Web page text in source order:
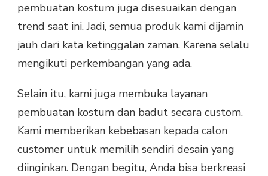
pembuatan kostum juga disesuaikan dengan
trend saat ini. Jadi, semua produk kami dijamin
jauh dari kata ketinggalan zaman. Karena selalu
mengikuti perkembangan yang ada.
Selain itu, kami juga membuka layanan
pembuatan kostum dan badut secara custom.
Kami memberikan kebebasan kepada calon
customer untuk memilih sendiri desain yang
diinginkan. Dengan begitu, Anda bisa berkreasi